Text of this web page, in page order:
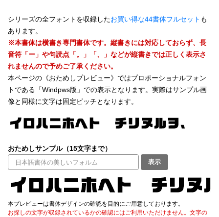
ご利用ガイド
よくあるご質問
お問い合わせ
太さ・ウェイト
セット or 単体
価格帯
シリーズの全フォントを収録したお買い得な44書体フルセット も
あります。
※本書体は横書き専門書体です。縦書きには対応しておらず、長
音符「ー」や句読点「。」「、」などが縦書きでは正しく表示さ
れませんので予めご了承ください。
本ページの《おためしプレビュー》ではプロポーショナルフォン
トである「Windpws版」での表示となります。実際はサンプル画
像と同様に文字は固定ピッチとなります。
おためしサンプル（15文字まで）
表示
本プレビューは書体デザインの確認を目的にご用意しております。
お探しの文字が収録されているかの確認にはご利用いただけません。文字の